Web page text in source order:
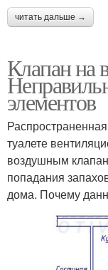
читать дальше →
Клапан на
элементов
туалете
воздушным
попадания
дома. Почему